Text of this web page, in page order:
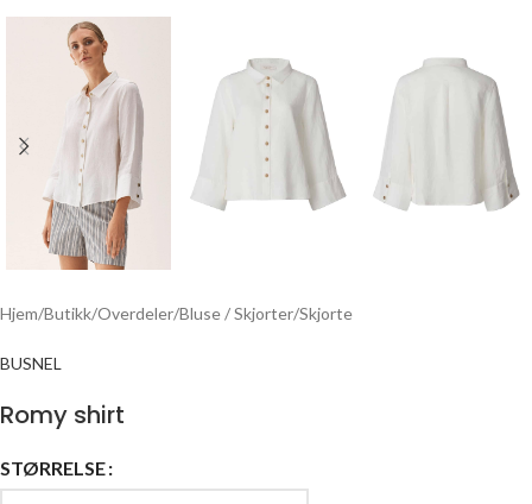
Hjem/Butikk/Overdeler/Bluse / Skjorter/Skjorte
BUSNEL
Romy shirt
STØRRELSE